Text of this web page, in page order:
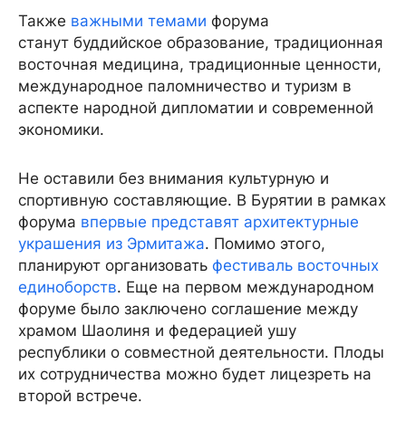
Также важными темами форума
станут буддийское образование, традиционная
восточная медицина, традиционные ценности,
международное паломничество и туризм в
аспекте народной дипломатии и современной
экономики.
Не оставили без внимания культурную и
спортивную составляющие. В Бурятии в рамках
форума впервые представят архитектурные
украшения из Эрмитажа. Помимо этого,
планируют организовать фестиваль восточных
единоборств. Еще на первом международном
форуме было заключено соглашение между
храмом Шаолиня и федерацией ушу
республики о совместной деятельности. Плоды
их сотрудничества можно будет лицезреть на
второй встрече.